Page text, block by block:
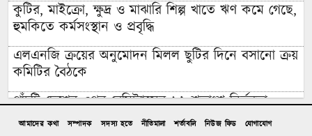
কুটির, মাইক্রো, ক্ষুদ্র ও মাঝারি শিল্প খাতে ঋণ কমে গেছে,
হুমকিতে কর্মসংস্থান ও প্রবৃদ্ধি
এলএনজি ক্রয়ের অনুমোদন মিলল ছুটির দিনে বসানো ক্রয়
কমিটির বৈঠকে
পাঁচটি দেশের ওপর রেমিট্যান্সের ৬২ শতাংশ নির্ভরতা,
বাড়ছে কৌশলগত ঝুঁকির শঙ্কা
আমাদের কথা সম্পাদক সদস্য হতে নীতিমালা শর্তাবলি নিউজ ফিড যোগাযোগ